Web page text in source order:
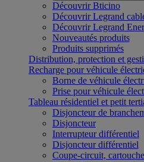
Découvrir Bticino
Découvrir Legrand
Découvrir Legrand
Nouveautés produits
Produits supprimés
Distribution, protection et
Recharge pour véhicule
Borne de véhicule
Prise pour véhicule
Tableau résidentiel et petit
Disjoncteur de
Disjoncteur
Interrupteur différentiel
Disjoncteur différentiel
Coupe-circuit,